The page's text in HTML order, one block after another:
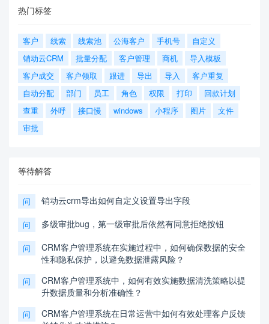
热门标签
客户 线索 线索池 公海客户 手机号
自定义
销动云CRM
批量分配 客户管理 商机
导入模板
客户成交
客户领取 跟进 导出 导入
客户重复
自动分配
部门 员工 角色 权限 打印
回款计划
查重
外呼 接口慢 windows 小程序 图片
文件
审批
等待解答
问 销动云crm导出如何自定义设置导出字段
问 多级审批bug，第一级审批后依然有同意拒绝按钮
问
CRM客户管理系统在实施过程中，如何确保数据的安全
性和隐私保护，以避免数据泄露风险？
问
CRM客户管理系统中，如何有效实施数据清洗策略以提
升数据质量和分析准确性？
问
CRM客户管理系统在日常运营中如何有效处理客户反馈